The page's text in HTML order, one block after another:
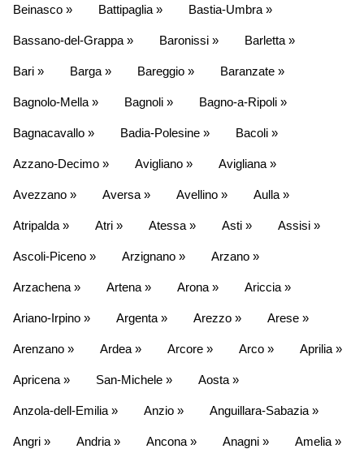
Beinasco » Battipaglia » Bastia-Umbra »
Bassano-del-Grappa » Baronissi » Barletta »
Bari » Barga » Bareggio » Baranzate »
Bagnolo-Mella » Bagnoli » Bagno-a-Ripoli »
Bagnacavallo » Badia-Polesine » Bacoli »
Azzano-Decimo » Avigliano » Avigliana »
Avezzano » Aversa » Avellino » Aulla »
Atripalda » Atri » Atessa » Asti » Assisi »
Ascoli-Piceno » Arzignano » Arzano »
Arzachena » Artena » Arona » Ariccia »
Ariano-Irpino » Argenta » Arezzo » Arese »
Arenzano » Ardea » Arcore » Arco » Aprilia »
Apricena » San-Michele » Aosta »
Anzola-dell-Emilia » Anzio » Anguillara-Sabazia »
Angri » Andria » Ancona » Anagni » Amelia »